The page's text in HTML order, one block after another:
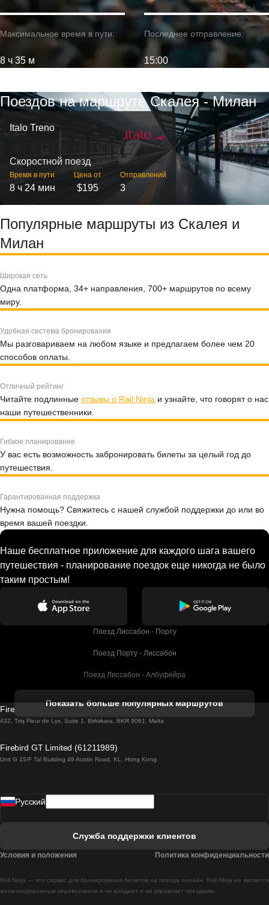
Максимальное время в пути:
8 ч 35 м
Последнее отправление:
15:00
Поездов на маршруте Скалея - Милан
Italo Treno
Скоростной поезд
Время в пути
8 ч 24 мин
Цена от
$195
Отправлений
3
Популярные маршруты из Скалея и
Милан
Широкая сеть
Одна платформа, 34+ направления, 700+ маршрутов по всему
миру.
Удобная система бронирования
Мы разговариваем на любом языке и предлагаем более чем 20
способов оплаты.
Отличный рейтинг
Читайте подлинные отзывы о Rail Ninja и узнайте, что говорят о нас
наши путешественники.
Гибкое планирование
У вас есть возможность забронировать билеты за целый год до
путешествия.
Гарантированная поддержка
Нужна помощь? Свяжитесь с нашей службой поддержки до или во
время вашей поездки.
Наше бесплатное приложение для каждого шага вашего
путешествия - планирование поездок еще никогда не было
таким простым!
Поезд Лиссабон - Порту
Поезд Порту - Лиссабон
Поезд Лиссабон - Албуфейра
Поезд Лиссабон - Лагос
Поезд Лиссабон - Мадрид
Поезд Лиссабон - Брага
Показать больше популярных маршрутов
Firebird GT Limited (OC 1451)
432, Triq Fleur de Lys, Suite 1, Birkirkara, BKR 9061, Malta
Firebird GT Limited (61211989)
Unit G 15/F Tal Building 49 Austin Road, KL, Hong Kong
Rail Ninja — это сервис для бронирования билетов на поезда онлайн. Rail Ninja не является
железнодорожным перевозчиком и не владеет и не управляет поездами.
Pусский
Служба поддержки клиентов
Условия и положения Политика конфиденциальности